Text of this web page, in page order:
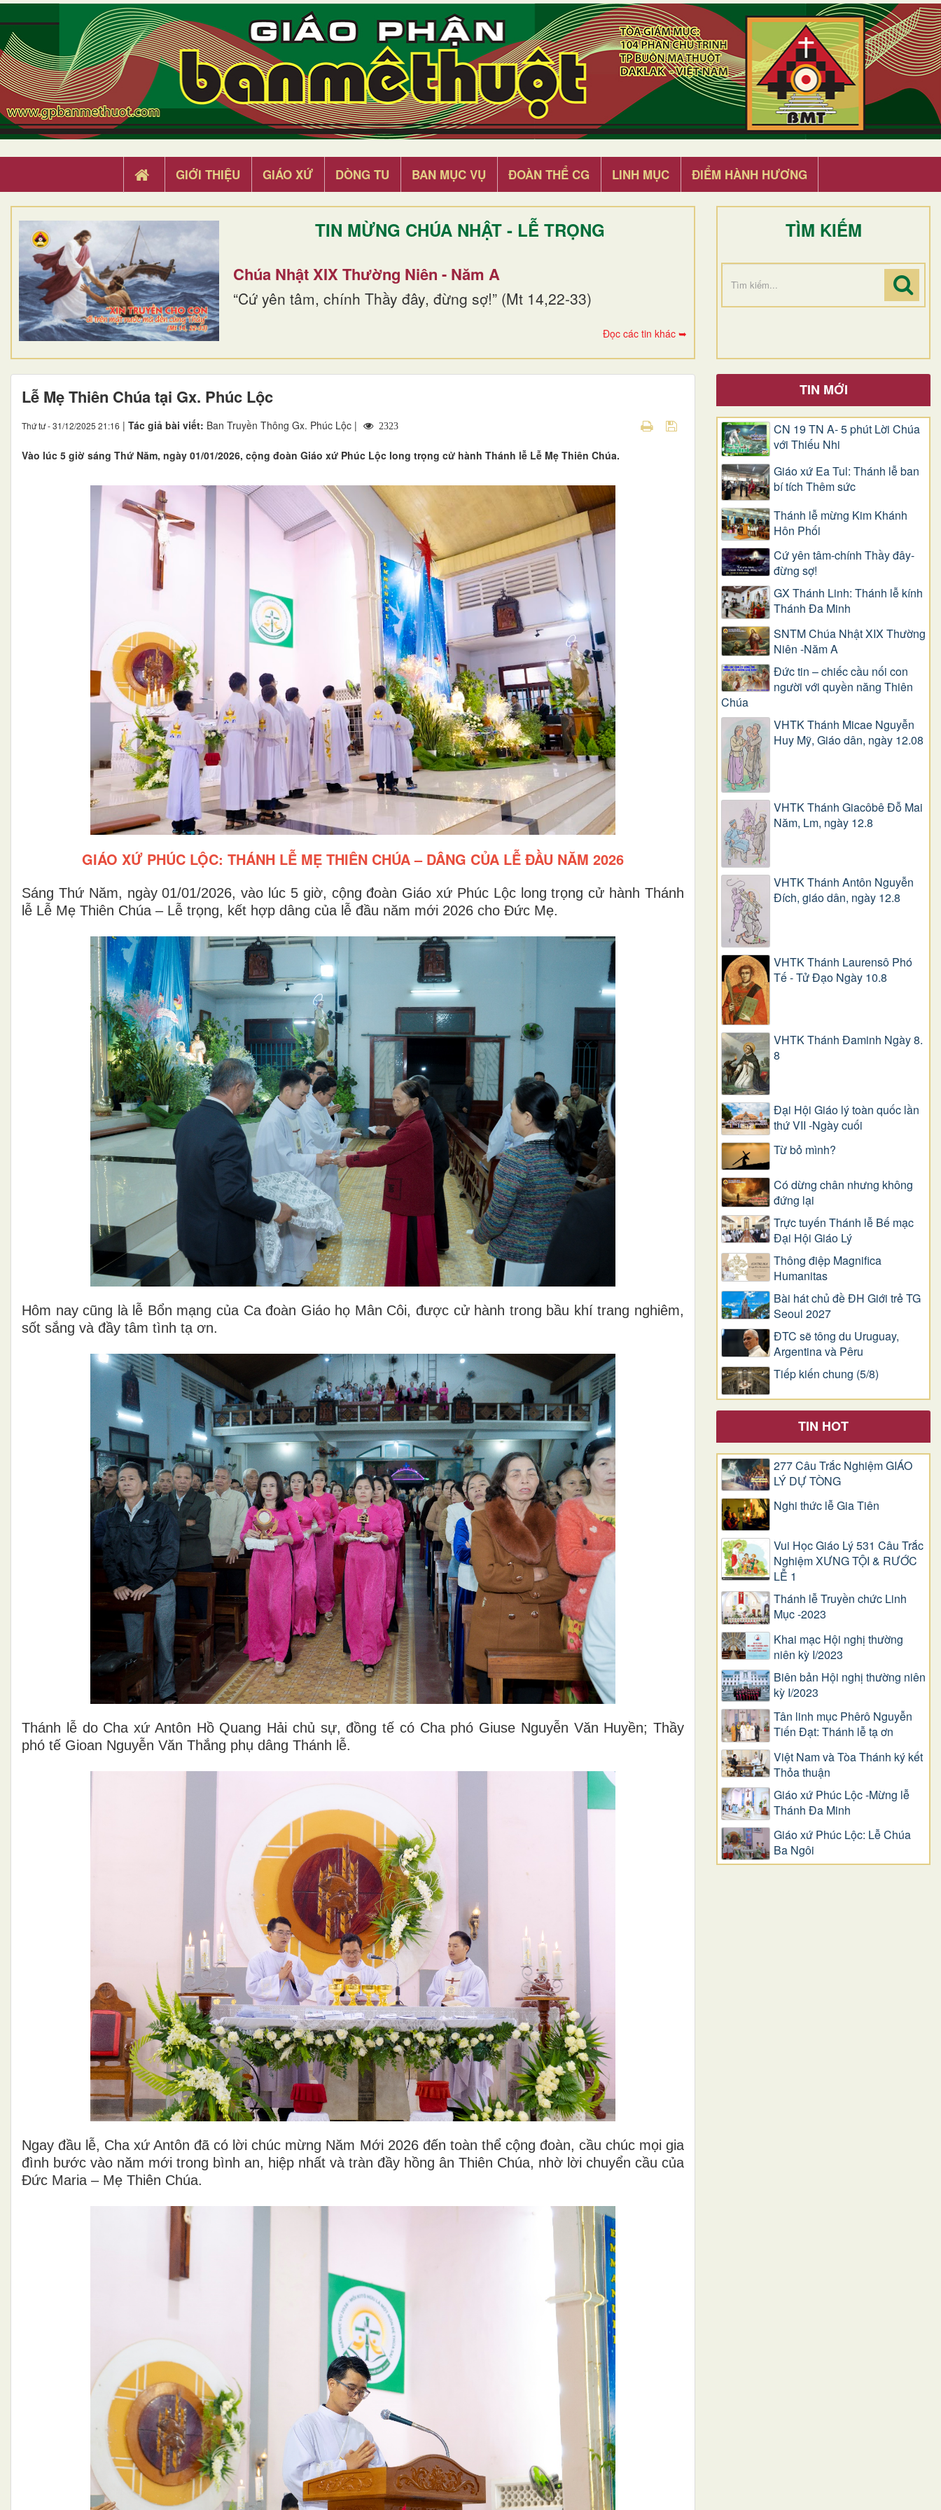
GIỚI THIỆU GIÁO XỨ DÒNG TU BAN MỤC VỤ ĐOÀN THỂ CG LINH MỤC ĐIỂM HÀNH HƯƠNG
TIN MỪNG CHÚA NHẬT - LỄ TRỌNG
Chúa Nhật XIX Thường Niên - Năm A
“Cứ yên tâm, chính Thầy đây, đừng sợ!” (Mt 14,22-33)
Đọc các tin khác ➥
TÌM KIẾM
Lễ Mẹ Thiên Chúa tại Gx. Phúc Lộc
Thứ tư - 31/12/2025 21:16 | Tác giả bài viết: Ban Truyền Thông Gx. Phúc Lộc | 2323
Vào lúc 5 giờ sáng Thứ Năm, ngày 01/01/2026, cộng đoàn Giáo xứ Phúc Lộc long trọng cử hành Thánh lễ Lễ Mẹ Thiên Chúa.
GIÁO XỨ PHÚC LỘC: THÁNH LỄ MẸ THIÊN CHÚA – DÂNG CỦA LỄ ĐẦU NĂM 2026
Sáng Thứ Năm, ngày 01/01/2026, vào lúc 5 giờ, cộng đoàn Giáo xứ Phúc Lộc long trọng cử hành Thánh
lễ Lễ Mẹ Thiên Chúa – Lễ trọng, kết hợp dâng của lễ đầu năm mới 2026 cho Đức Mẹ.
Hôm nay cũng là lễ Bổn mạng của Ca đoàn Giáo họ Mân Côi, được cử hành trong bầu khí trang nghiêm,
sốt sắng và đầy tâm tình tạ ơn.
Thánh lễ do Cha xứ Antôn Hồ Quang Hải chủ sự, đồng tế có Cha phó Giuse Nguyễn Văn Huyền; Thầy
phó tế Gioan Nguyễn Văn Thắng phụ dâng Thánh lễ.
Ngay đầu lễ, Cha xứ Antôn đã có lời chúc mừng Năm Mới 2026 đến toàn thể cộng đoàn, cầu chúc mọi gia
đình bước vào năm mới trong bình an, hiệp nhất và tràn đầy hồng ân Thiên Chúa, nhờ lời chuyển cầu của
Đức Maria – Mẹ Thiên Chúa.
TIN MỚI
CN 19 TN A- 5 phút Lời Chúa
với Thiếu Nhi
Giáo xứ Ea Tul: Thánh lễ ban
bí tích Thêm sức
Thánh lễ mừng Kim Khánh
Hôn Phối
Cứ yên tâm-chính Thầy đây-
đừng sợ!
GX Thánh Linh: Thánh lễ kính
Thánh Đa Minh
SNTM Chúa Nhật XIX Thường
Niên -Năm A
Đức tin – chiếc cầu nối con
người với quyền năng Thiên
Chúa
VHTK Thánh Micae Nguyễn
Huy Mỹ, Giáo dân, ngày 12.08
VHTK Thánh Giacôbê Ðỗ Mai
Năm, Lm, ngày 12.8
VHTK Thánh Antôn Nguyễn
Ðích, giáo dân, ngày 12.8
VHTK Thánh Laurensô Phó
Tế - Tử Đạo Ngày 10.8
VHTK Thánh Đaminh Ngày 8.
8
Đại Hội Giáo lý toàn quốc lần
thứ VII -Ngày cuối
Từ bỏ mình?
Có dừng chân nhưng không
đứng lại
Trực tuyến Thánh lễ Bế mạc
Đại Hội Giáo Lý
Thông điệp Magnifica
Humanitas
Bài hát chủ đề ĐH Giới trẻ TG
Seoul 2027
ĐTC sẽ tông du Uruguay,
Argentina và Pêru
Tiếp kiến chung (5/8)
TIN HOT
277 Câu Trắc Nghiệm GIÁO
LÝ DỰ TÒNG
Nghi thức lễ Gia Tiên
Vui Học Giáo Lý 531 Câu Trắc
Nghiệm XƯNG TỘI & RƯỚC
LỄ 1
Thánh lễ Truyền chức Linh
Mục -2023
Khai mạc Hội nghị thường
niên kỳ I/2023
Biên bản Hội nghị thường niên
kỳ I/2023
Tân linh mục Phêrô Nguyễn
Tiến Đạt: Thánh lễ tạ ơn
Việt Nam và Tòa Thánh ký kết
Thỏa thuận
Giáo xứ Phúc Lộc -Mừng lễ
Thánh Đa Minh
Giáo xứ Phúc Lộc: Lễ Chúa
Ba Ngôi